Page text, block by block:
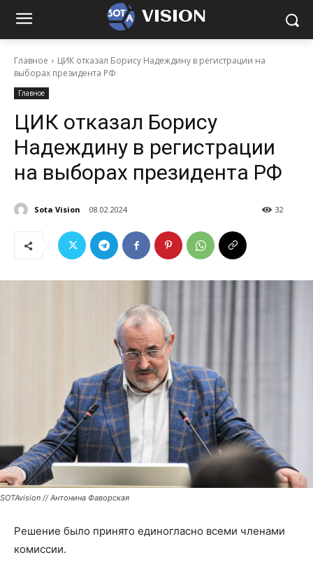
VISION
Главное
ЦИК отказал Борису Надеждину в регистрации на
выборах президента РФ
Главное
ЦИК отказал Борису
Надеждину в регистрации
на выборах президента РФ
Sota Vision 08.02.2024 32
SOTAvision // Антонина Фаворская
Решение было принято единогласно всеми членами
комиссии.